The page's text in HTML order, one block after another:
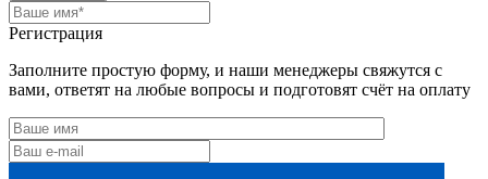
Регистрация
Заполните простую форму, и наши менеджеры свяжутся с
вами, ответят на любые вопросы и подготовят счёт на оплату